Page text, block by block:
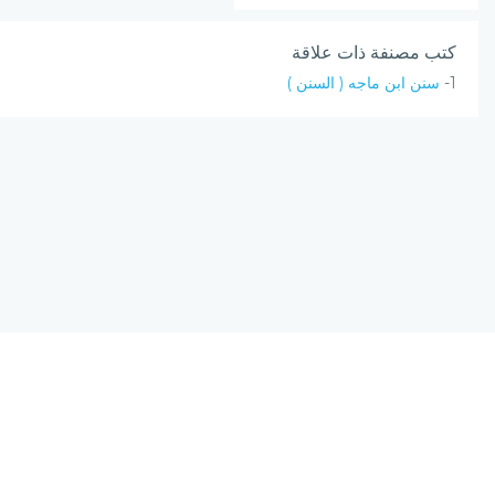
كتب مصنفة ذات علاقة
1- سنن ابن ماجه ( السنن )